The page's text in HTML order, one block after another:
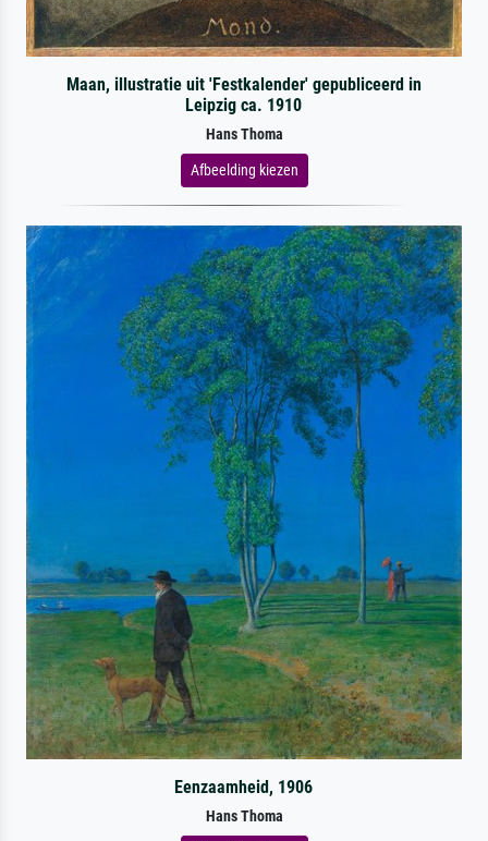
Maan, illustratie uit 'Festkalender' gepubliceerd in
Leipzig ca. 1910
Hans Thoma
Afbeelding kiezen
Eenzaamheid, 1906
Hans Thoma